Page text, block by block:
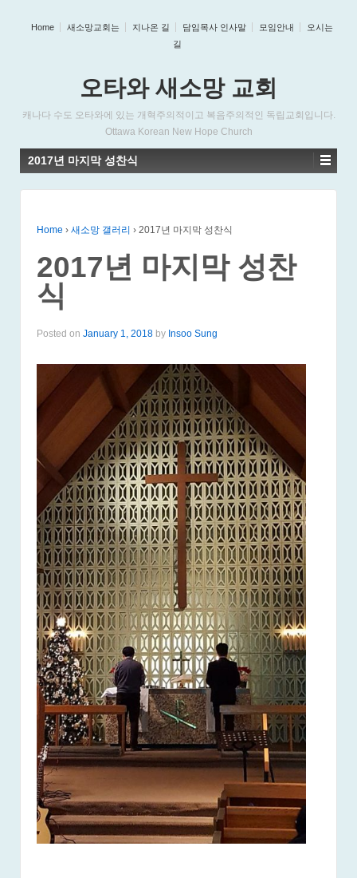
Home 새소망교회는 지나온 길 담임목사 인사말 모임안내
오시는
길
오타와 새소망 교회
캐나다 수도 오타와에 있는 개혁주의적이고 복음주의적인 독립교회입니다.
Ottawa Korean New Hope Church
2017년 마지막 성찬식
Home › 새소망 갤러리 › 2017년 마지막 성찬식
2017년 마지막 성찬
식
Posted on January 1, 2018 by Insoo Sung